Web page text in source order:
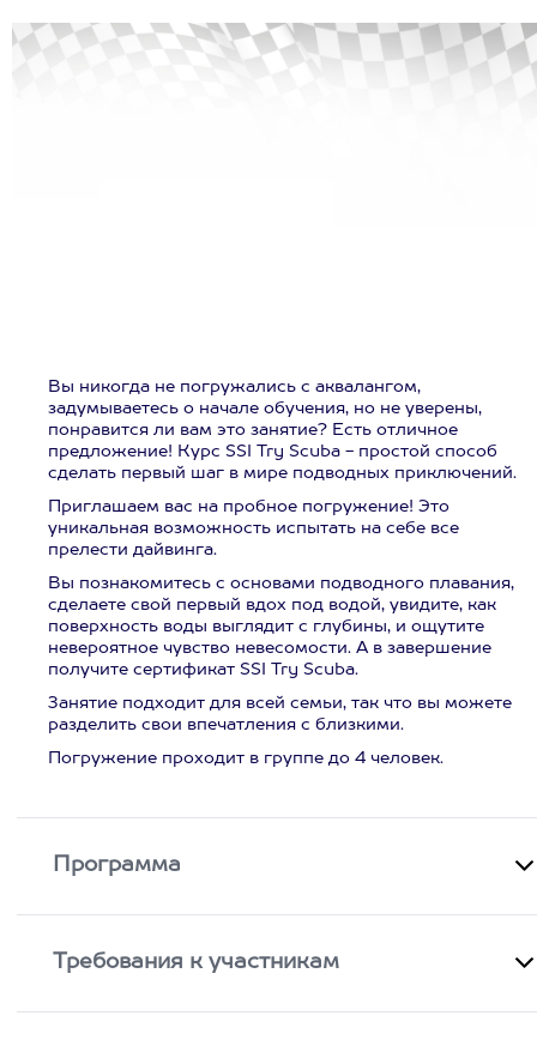
Вы никогда не погружались с аквалангом,
задумываетесь о начале обучения, но не уверены,
понравится ли вам это занятие? Есть отличное
предложение! Курс SSI Try Scuba - простой способ
сделать первый шаг в мире подводных приключений.
Приглашаем вас на пробное погружение! Это
уникальная возможность испытать на себе все
прелести дайвинга.
Вы познакомитесь с основами подводного плавания,
сделаете свой первый вдох под водой, увидите, как
поверхность воды выглядит с глубины, и ощутите
невероятное чувство невесомости. А в завершение
получите сертификат SSI Try Scuba.
Занятие подходит для всей семьи, так что вы можете
разделить свои впечатления с близкими.
Погружение проходит в группе до 4 человек.
Программа
Требования к участникам